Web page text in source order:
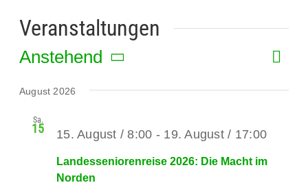
Veranstaltungen
Liste
Anstehend
wählen.
August 2026
Sa.
15
Landesseniorenreise 2026: Die Macht im
Norden
15. August / 8:00 - 19. August / 17:00